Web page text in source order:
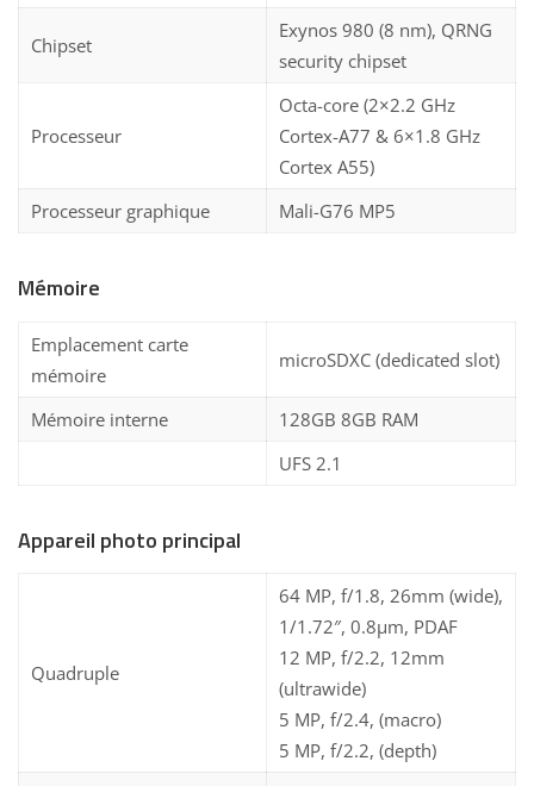
Chipset
Exynos 980 (8 nm), QRNG
security chipset
Processeur
Octa-core (2×2.2 GHz
Cortex-A77 & 6×1.8 GHz
Cortex A55)
Processeur graphique
Mali-G76 MP5
Mémoire
Emplacement carte
mémoire
microSDXC (dedicated slot)
Mémoire interne
128GB 8GB RAM
UFS 2.1
Appareil photo principal
Quadruple
64 MP, f/1.8, 26mm (wide),
1/1.72″, 0.8µm, PDAF
12 MP, f/2.2, 12mm
(ultrawide)
5 MP, f/2.4, (macro)
5 MP, f/2.2, (depth)